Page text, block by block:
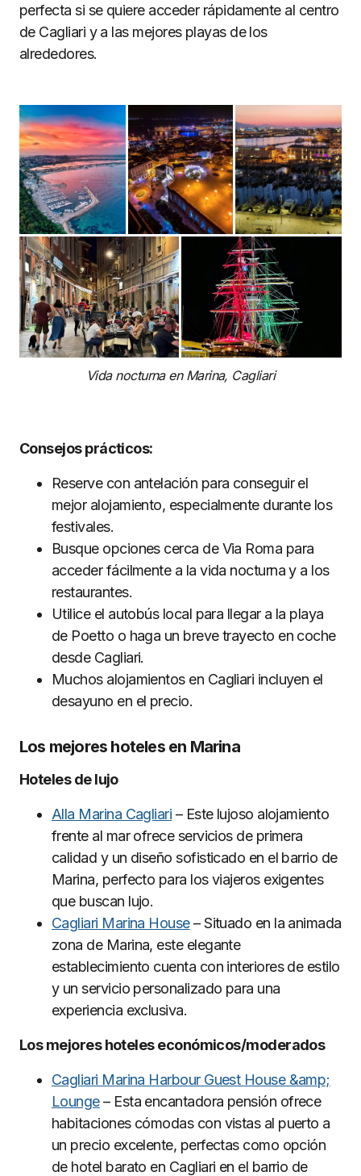
perfecta si se quiere acceder rápidamente al centro
de Cagliari y a las mejores playas de los
alrededores.
Vida nocturna en Marina, Cagliari
Consejos prácticos:
Reserve con antelación para conseguir el
mejor alojamiento, especialmente durante los
festivales.
Busque opciones cerca de Via Roma para
acceder fácilmente a la vida nocturna y a los
restaurantes.
Utilice el autobús local para llegar a la playa
de Poetto o haga un breve trayecto en coche
desde Cagliari.
Muchos alojamientos en Cagliari incluyen el
desayuno en el precio.
Los mejores hoteles en Marina
Hoteles de lujo
Alla Marina Cagliari – Este lujoso alojamiento
frente al mar ofrece servicios de primera
calidad y un diseño sofisticado en el barrio de
Marina, perfecto para los viajeros exigentes
que buscan lujo.
Cagliari Marina House– Situado en la animada
zona de Marina, este elegante
establecimiento cuenta con interiores de estilo
y un servicio personalizado para una
experiencia exclusiva.
Los mejores hoteles económicos/moderados
Cagliari Marina Harbour Guest House &amp;
Lounge– Esta encantadora pensión ofrece
habitaciones cómodas con vistas al puerto a
un precio excelente, perfectas como opción
de hotel barato en Cagliari en el barrio de